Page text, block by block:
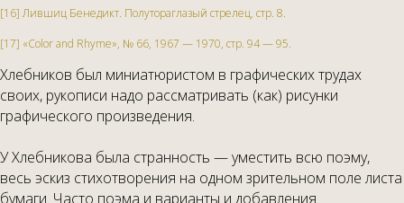
[16] Лившиц Бенедикт. Полутораглазый стрелец, стр. 8.
[17] «Color and Rhyme», № 66, 1967 — 1970, стр. 94 — 95.
Хлебников был миниатюристом в графических трудах
своих, рукописи надо рассматривать (как) рисунки
графического произведения.
У Хлебникова была странность — уместить всю поэму,
весь эскиз стихотворения на одном зрительном поле листа
бумаги. Часто поэма и варианты и добавления